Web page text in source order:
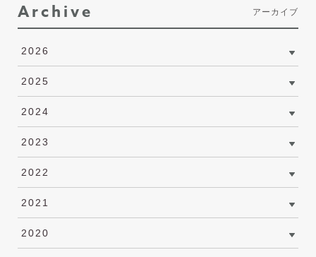
Archive アーカイブ
2026
2025
2024
2023
2022
2021
2020